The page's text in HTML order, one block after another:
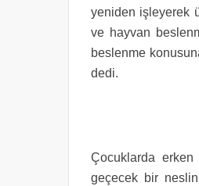
yeniden işleyerek
ve hayvan
beslenme
dedi.
Çocuklarda erken
geçecek bir neslin